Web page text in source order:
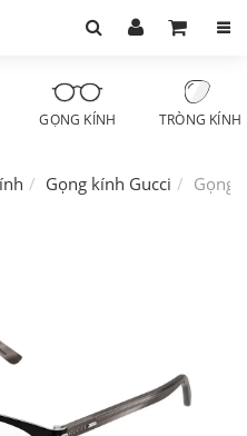
GỌNG KÍNH TRÒNG KÍNH
Gọng kính Gucci Gọng